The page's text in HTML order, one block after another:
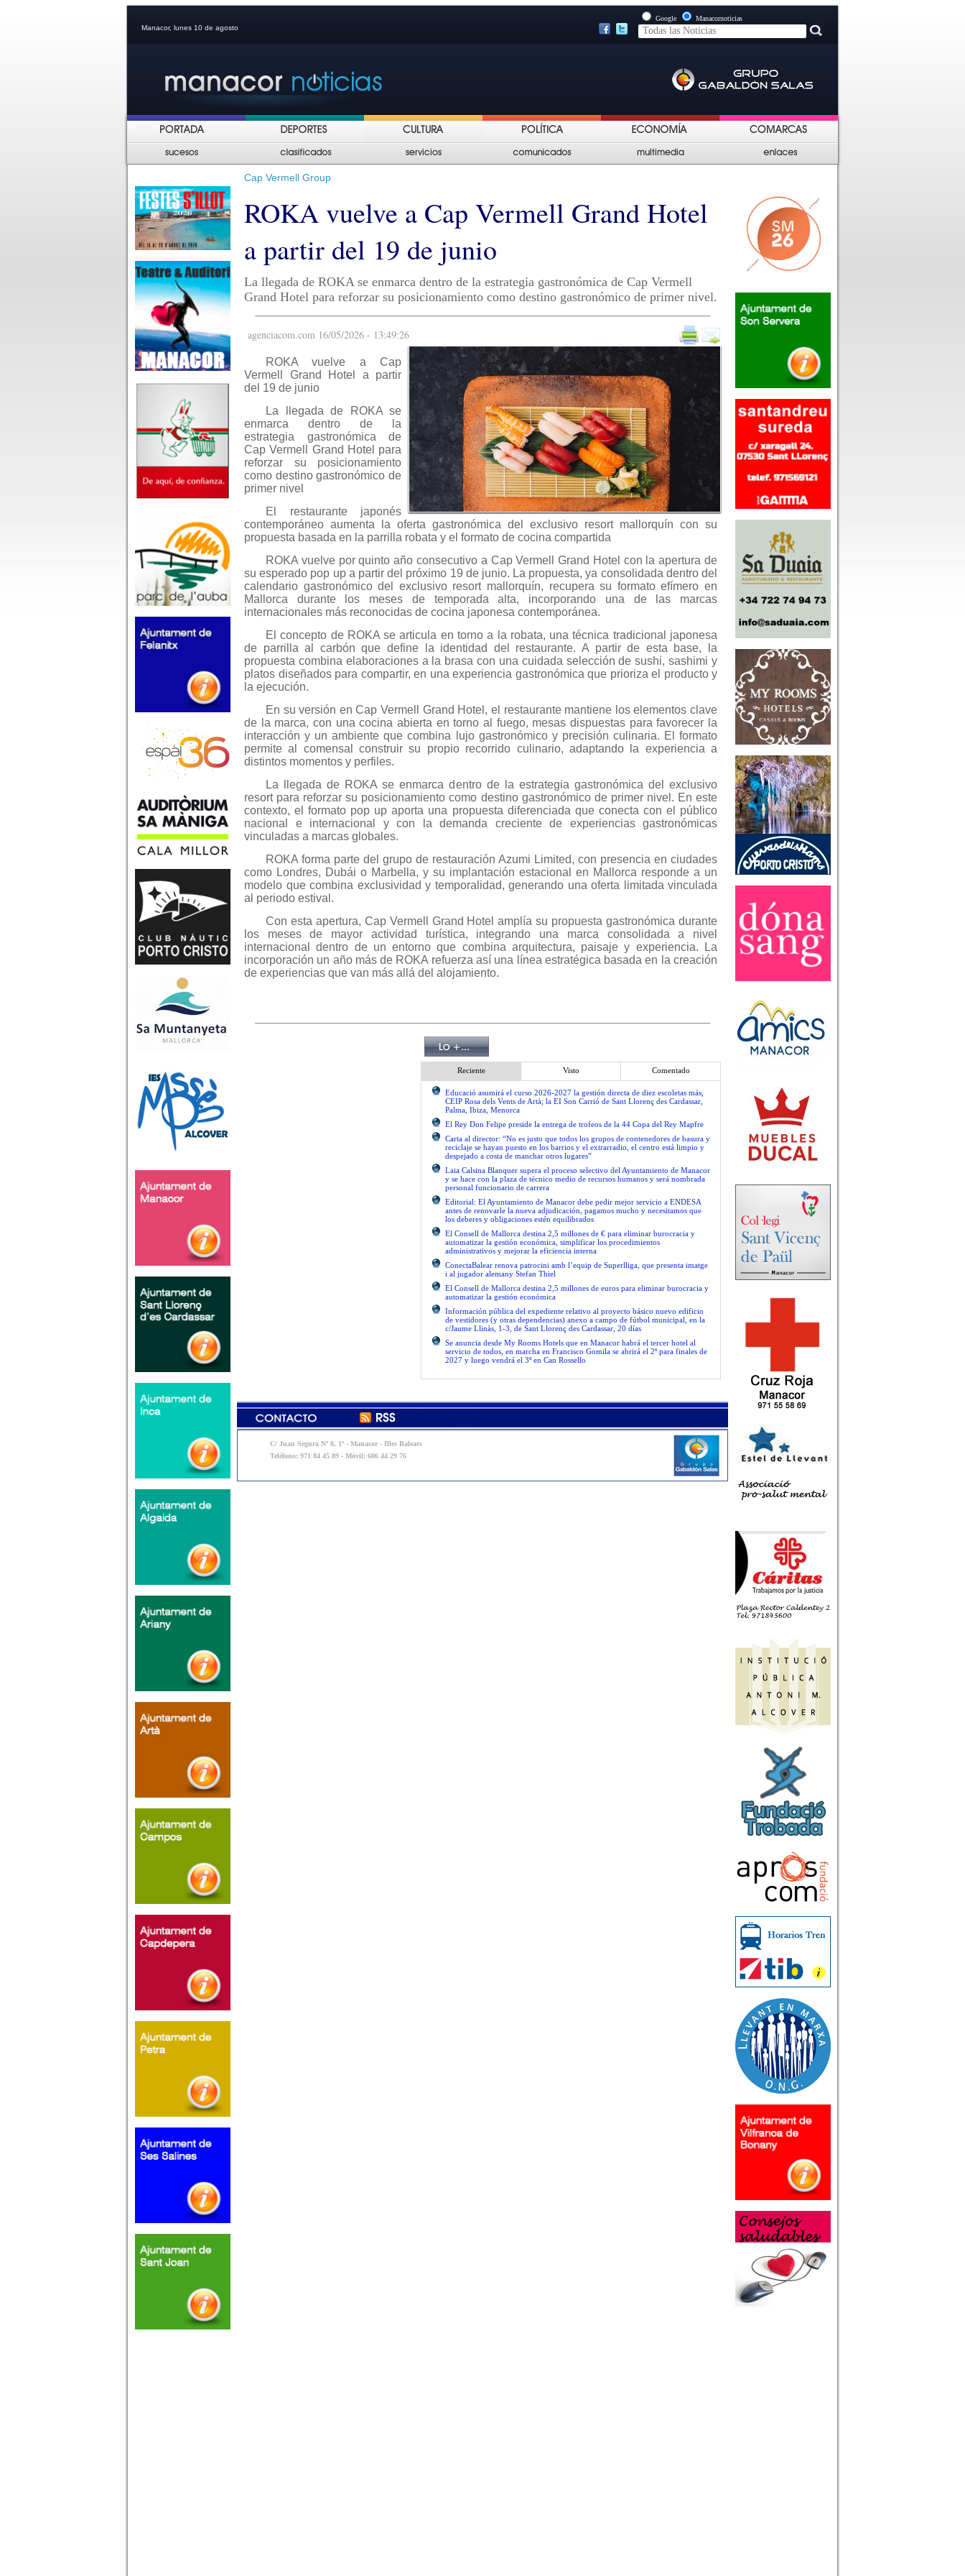
Manacor, lunes 10 de agosto
Google Manacornoticias
Cap Vermell Group
ROKA vuelve a Cap Vermell Grand Hotel
a partir del 19 de junio
La llegada de ROKA se enmarca dentro de la estrategia gastronómica de Cap Vermell
Grand Hotel para reforzar su posicionamiento como destino gastronómico de primer nivel.
agenciacom.com 16/05/2026 - 13:49:26
ROKA vuelve a Cap
Vermell Grand Hotel a partir
del 19 de junio
La llegada de ROKA se
enmarca dentro de la
estrategia gastronómica de
Cap Vermell Grand Hotel para
reforzar su posicionamiento
como destino gastronómico de
primer nivel
El restaurante japonés
contemporáneo aumenta la oferta gastronómica del exclusivo resort mallorquín con su
propuesta basada en la parrilla robata y el formato de cocina compartida
ROKA vuelve por quinto año consecutivo a Cap Vermell Grand Hotel con la apertura de
su esperado pop up a partir del próximo 19 de junio. La propuesta, ya consolidada dentro del
calendario gastronómico del exclusivo resort mallorquín, recupera su formato efímero en
Mallorca durante los meses de temporada alta, incorporando una de las marcas
internacionales más reconocidas de cocina japonesa contemporánea.
El concepto de ROKA se articula en torno a la robata, una técnica tradicional japonesa
de parrilla al carbón que define la identidad del restaurante. A partir de esta base, la
propuesta combina elaboraciones a la brasa con una cuidada selección de sushi, sashimi y
platos diseñados para compartir, en una experiencia gastronómica que prioriza el producto y
la ejecución.
En su versión en Cap Vermell Grand Hotel, el restaurante mantiene los elementos clave
de la marca, con una cocina abierta en torno al fuego, mesas dispuestas para favorecer la
interacción y un ambiente que combina lujo gastronómico y precisión culinaria. El formato
permite al comensal construir su propio recorrido culinario, adaptando la experiencia a
distintos momentos y perfiles.
La llegada de ROKA se enmarca dentro de la estrategia gastronómica del exclusivo
resort para reforzar su posicionamiento como destino gastronómico de primer nivel. En este
contexto, el formato pop up aporta una propuesta diferenciada que conecta con el público
nacional e internacional y con la demanda creciente de experiencias gastronómicas
vinculadas a marcas globales.
ROKA forma parte del grupo de restauración Azumi Limited, con presencia en ciudades
como Londres, Dubái o Marbella, y su implantación estacional en Mallorca responde a un
modelo que combina exclusividad y temporalidad, generando una oferta limitada vinculada
al periodo estival.
Con esta apertura, Cap Vermell Grand Hotel amplía su propuesta gastronómica durante
los meses de mayor actividad turística, integrando una marca consolidada a nivel
internacional dentro de un entorno que combina arquitectura, paisaje y experiencia. La
incorporación un año más de ROKA refuerza así una línea estratégica basada en la creación
de experiencias que van más allá del alojamiento.
Reciente Visto Comentado
Educació asumirá el curso 2026-2027 la gestión directa de diez escoletas más,
CEIP Rosa dels Vents de Artà; la EI Son Carrió de Sant Llorenç des Cardassar,
Palma, Ibiza, Menorca
El Rey Don Felipe preside la entrega de trofeos de la 44 Copa del Rey Mapfre
Carta al director: “No es justo que todos los grupos de contenedores de basura y
reciclaje se hayan puesto en los barrios y el extrarradio, el centro está limpio y
despejado a costa de manchar otros lugares”
Laia Calsina Blanquer supera el proceso selectivo del Ayuntamiento de Manacor
y se hace con la plaza de técnico medio de recursos humanos y será nombrada
personal funcionario de carrera
Editorial: El Ayuntamiento de Manacor debe pedir mejor servicio a ENDESA
antes de renovarle la nueva adjudicación, pagamos mucho y necesitamos que
los deberes y obligaciones estén equilibrados
El Consell de Mallorca destina 2,5 millones de € para eliminar burocracia y
automatizar la gestión económica, simplificar los procedimientos
administrativos y mejorar la eficiencia interna
ConectaBalear renova patrocini amb l’equip de Superlliga, que presenta imatge
i al jugador alemany Stefan Thiel
El Consell de Mallorca destina 2,5 millones de euros para eliminar burocracia y
automatizar la gestión económica
Información pública del expediente relativo al proyecto básico nuevo edificio
de vestidores (y otras dependencias) anexo a campo de fútbol municipal, en la
c/Jaume Llinàs, 1-3, de Sant Llorenç des Cardassar, 20 días
Se anuncia desde My Rooms Hotels que en Manacor habrá el tercer hotel al
servicio de todos, en marcha en Francisco Gomila se abrirá el 2º para finales de
2027 y luego vendrá el 3º en Can Rossello
C/ Juan Segura Nº 8, 1º - Manacor - Illes Balears
Teléfono: 971 84 45 89 - Móvil: 606 44 29 76